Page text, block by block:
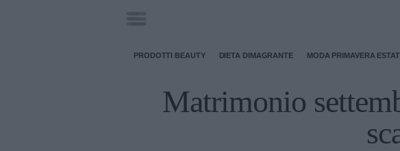
PRODOTTI BEAUTY DIETA DIMAGRANTE MODA PRIMAVERA
Matrimonio